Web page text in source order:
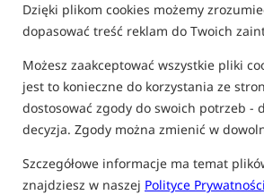
Dzięki plikom cookies możemy
dopasować treść reklam do Twoich
Możesz zaakceptować wszystkie pliki
jest to konieczne do korzystania ze
dostosować zgody do swoich potrzeb -
decyzja. Zgody można zmienić w
Szczegółowe informacje ma temat
znajdziesz w naszej Polityce Prywatności